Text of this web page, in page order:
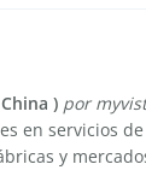
) por
en servicios de
y